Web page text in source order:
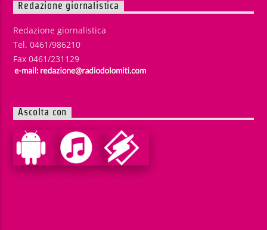
Redazione giornalistica
Redazione giornalistica
Tel. 0461/986210
Fax 0461/231129
Ascolta con